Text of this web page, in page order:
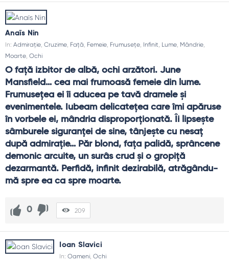
Anaïs Nin
In: Admirație Cruzime Față Femeie Frumusețe Infinit Lume Mândrie
Moarte Ochi
O faţă izbitor de albă, ochi arzători. June
Mansfield… cea mai frumoasă femeie din lume.
Frumuseţea ei îi aducea pe tavă dramele şi
evenimentele. Iubeam delicateţea care îmi apăruse
în vorbele ei, mândria disproporţionată. Îi lipseşte
sâmburele siguranţei de sine, tânjeşte cu nesaţ
după admiraţie… Păr blond, faţa palidă, sprâncene
demonic arcuite, un surâs crud şi o gropiţă
dezarmantă. Perfidă, infinit dezirabilă, atrăgându-
mă spre ea ca spre moarte.
0 209
Ioan Slavici
In: Oameni Ochi